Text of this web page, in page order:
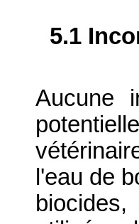
5.1
Aucune
l'eau de